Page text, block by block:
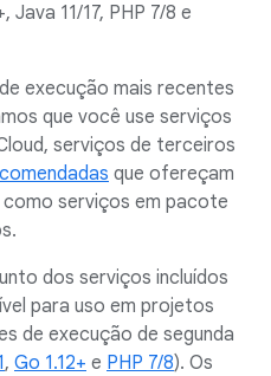
Java 11/17, PHP 7/8 e
execução mais recentes
que você use serviços
serviços de terceiros
que ofereçam
serviços em pacote
dos serviços incluídos
para uso em projetos
de execução de segunda
, Go 1.12+ e PHP 7/8). Os